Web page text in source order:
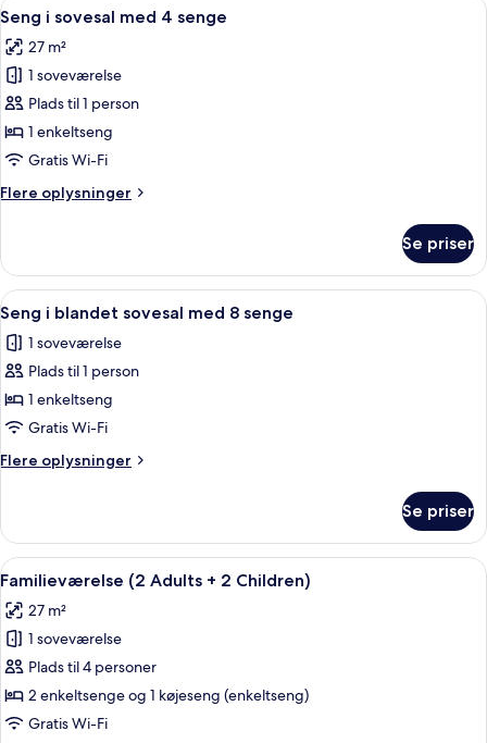
alle
billeder
af
Seng
sovesal
4
10
Seng i sovesal med 4 senge
27 m²
1 soveværelse
Plads til 1 person
1 enkeltseng
Gratis Wi-Fi
Flere oplysninger
Flere
i
sovesal
med
senge
Se priser
Indlæs
alle
billeder
af
Seng
blandet
sovesal
8
senge
Et sovesalværelse med køjesenge, et
6
Seng i blandet sovesal med 8 senge
1 soveværelse
Plads til 1 person
1 enkeltseng
Gratis Wi-Fi
Flere oplysninger
Flere
i
blandet
sovesal
8
senge
Se priser
Indlæs
alle
billeder
af
Familieværelse
(2
Adults
Et hotelværelse med en seng, et lille
5
Familieværelse (2 Adults + 2 Children)
27 m²
1 soveværelse
Plads til 4 personer
2 enkeltsenge og 1 køjeseng (enkeltseng)
Gratis Wi-Fi